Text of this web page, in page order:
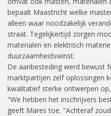
bepaalt Maastricht welke
alleen waar noodzakelijk
straat. Tegelijkertijd zorgen
materialen en elektrisch
duurzaamheidswinst.
De aanbesteding werd bewust
marktpartijen zelf oplossingen
kwalitatief sterke ontwerpen
"We hebben het inschrijvers
geeft Mares toe. "Achteraf